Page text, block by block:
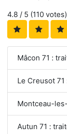
4.8 / 5 (110 votes)
Mâcon 71 :
Le Creusot
Montceau-
Autun 71 :